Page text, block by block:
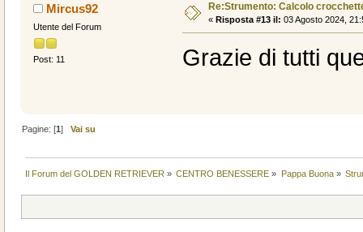
Mircus92
Utente del Forum
Post: 11
Re:Strumento: Calcolo
« Risposta #13 il: 03 Agosto 2024,
Grazie di tutti
Pagine: [1]Vai su
Il Forum del GOLDEN RETRIEVER » CENTRO BENESSERE » Pappa Buona»